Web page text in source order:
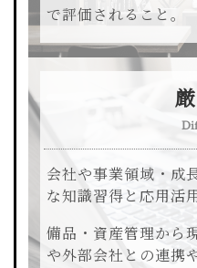
で評価されること。
会社や事業領域・成
な知識習得と応用活
備品・資産管理から
や外部会社との連携